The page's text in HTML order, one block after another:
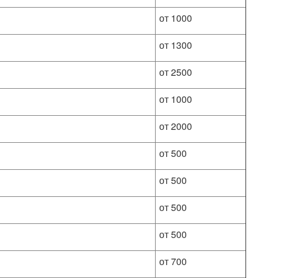
от 1000
от 1300
от 2500
от 1000
от 2000
от 500
от 500
от 500
от 500
от 700